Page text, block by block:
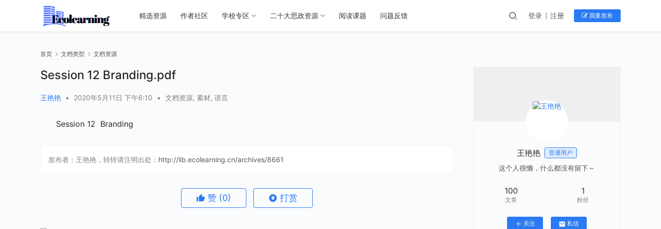
精选资源 作者社区 学校专区 二十大思政资源 阅读课题 问题反馈 登录 注册 我要发布
首页 文档类型 文档资源
Session 12 Branding.pdf
王艳艳 • 2020年5月11日 下午6:10 • 文档资源, 素材, 语言
Session 12  Branding
发布者：王艳艳，转转请注明出处： http://lib.ecolearning.cn/archives/8661
赞 (0) 打赏
王艳艳 普通用户
这个人很懒，什么都没有留下～
100
文章
1
粉丝
关注 私信